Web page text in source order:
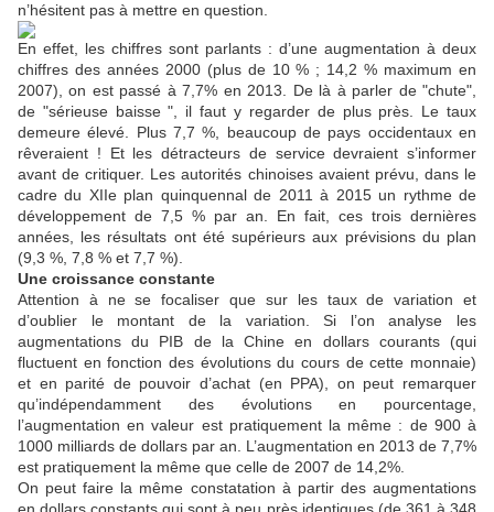
n’hésitent pas à mettre en question.
En effet, les chiffres sont parlants : d’une augmentation à deux
chiffres des années 2000 (plus de 10 % ; 14,2 % maximum en
2007), on est passé à 7,7% en 2013. De là à parler de "chute",
de "sérieuse baisse ", il faut y regarder de plus près. Le taux
demeure élevé. Plus 7,7 %, beaucoup de pays occidentaux en
rêveraient ! Et les détracteurs de service devraient s’informer
avant de critiquer. Les autorités chinoises avaient prévu, dans le
cadre du XIIe plan quinquennal de 2011 à 2015 un rythme de
développement de 7,5 % par an. En fait, ces trois dernières
années, les résultats ont été supérieurs aux prévisions du plan
(9,3 %, 7,8 % et 7,7 %).
Une croissance constante
Attention à ne se focaliser que sur les taux de variation et
d’oublier le montant de la variation. Si l’on analyse les
augmentations du PIB de la Chine en dollars courants (qui
fluctuent en fonction des évolutions du cours de cette monnaie)
et en parité de pouvoir d’achat (en PPA), on peut remarquer
qu’indépendamment des évolutions en pourcentage,
l’augmentation en valeur est pratiquement la même : de 900 à
1000 milliards de dollars par an. L’augmentation en 2013 de 7,7%
est pratiquement la même que celle de 2007 de 14,2%.
On peut faire la même constatation à partir des augmentations